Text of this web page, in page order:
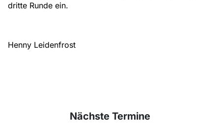
dritte Runde ein.
Henny Leidenfrost
Nächste Termine